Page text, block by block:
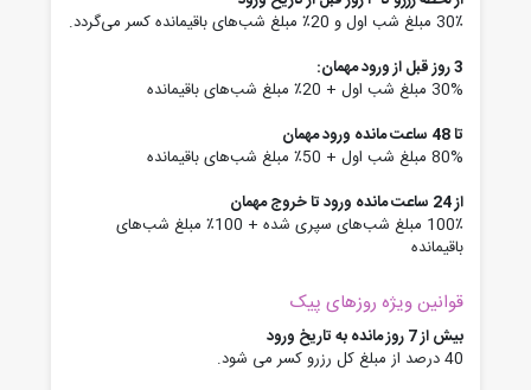
30٪ مبلغ شب اول و 20٪ مبلغ شب‌های باقیمانده کسر می‌گردد.
3 روز قبل از ورود مهمان:
30% مبلغ شب اول + 20٪ مبلغ شب‌های باقیمانده
تا 48 ساعت مانده ورود مهمان
80% مبلغ شب اول + 50٪ مبلغ شب‌های باقیمانده
از 24 ساعت مانده ورود تا خروج مهمان
100٪ مبلغ شب‌های سپری شده + 100٪ مبلغ شب‌های
باقیمانده
قوانین ویژه روزهای پیک
بیش از 7 روز مانده به تاریخ ورود
40 درصد از مبلغ کل رزرو کسر می شود.